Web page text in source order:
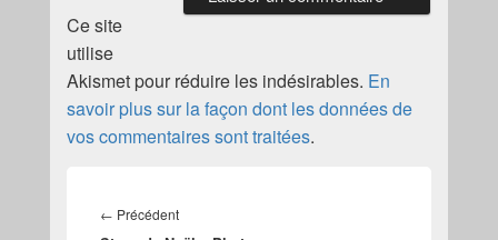
Ce site
utilise
Akismet pour réduire les indésirables. En
savoir plus sur la façon dont les données de
vos commentaires sont traitées.
de
← PrécédentArticle